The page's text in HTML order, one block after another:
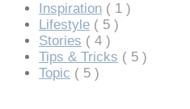
Inspiration ( 1 )
Lifestyle ( 5 )
Stories ( 4 )
Tips & Tricks ( 5 )
Topic ( 5 )